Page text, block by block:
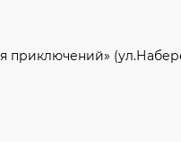
приключений»